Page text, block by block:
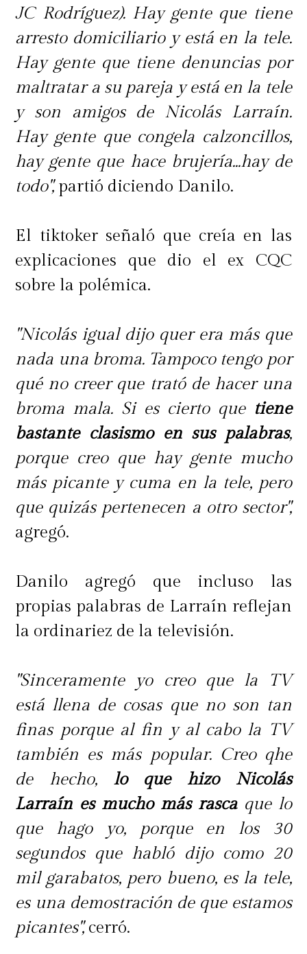
JC Rodríguez). Hay gente que tiene
arresto domiciliario y está en la tele.
Hay gente que tiene denuncias por
maltratar a su pareja y está en la tele
y son amigos de Nicolás Larraín.
Hay gente que congela calzoncillos,
hay gente que hace brujería...hay de
todo",partió diciendo Danilo.
El tiktoker señaló que creía en las
explicaciones que dio el ex CQC
sobre la polémica.
"Nicolás igual dijo quer era más que
nada una broma. Tampoco tengo por
qué no creer que trató de hacer una
broma mala. Si es cierto quetiene
bastante clasismo en sus palabras,
porque creo que hay gente mucho
más picante y cuma en la tele, pero
que quizás pertenecen a otro sector",
agregó.
Danilo agregó que incluso las
propias palabras de Larraín reflejan
la ordinariez de la televisión.
"Sinceramente yo creo que la TV
está llena de cosas que no son tan
finas porque al fin y al cabo la TV
también es más popular. Creo qhe
de hecho, lo que hizo Nicolás
Larraín es mucho más rascaque lo
que hago yo, porque en los 30
segundos que habló dijo como 20
mil garabatos, pero bueno, es la tele,
es una demostración de que estamos
picantes",cerró.